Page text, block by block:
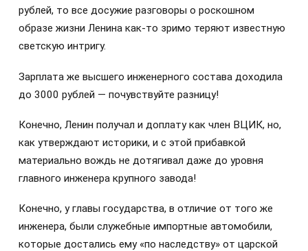
рублей, то все досужие разговоры о роскошном
образе жизни Ленина как-то зримо теряют известную
светскую интригу.
Зарплата же высшего инженерного состава доходила
до 3000 рублей — почувствуйте разницу!
Конечно, Ленин получал и доплату как член ВЦИК, но,
как утверждают историки, и с этой прибавкой
материально вождь не дотягивал даже до уровня
главного инженера крупного завода!
Конечно, у главы государства, в отличие от того же
инженера, были служебные импортные автомобили,
которые достались ему «по наследству» от царской